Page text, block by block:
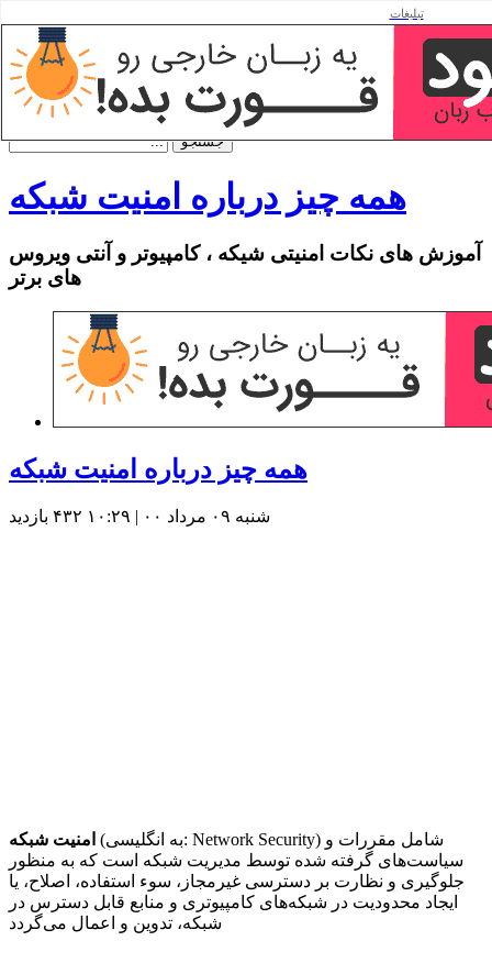
فهرست
صفحه اصلی
نقشه سایت
تماس باما
همه چیز درباره امنیت شبکه
آموزش های نکات امنیتی شیکه ، کامپیوتر و آنتی ویروس
های برتر
همه چیز درباره امنیت شبکه
شنبه ۰۹ مرداد ۰۰ | ۱۰:۲۹ ۴۳۲ بازديد
امنیت شبکه (به انگلیسی: Network Security) شامل مقررات و
سیاست‌های گرفته شده توسط مدیریت شبکه است که به منظور
جلوگیری و نظارت بر دسترسی غیرمجاز، سوء استفاده، اصلاح، یا
ایجاد محدودیت در شبکه‌های کامپیوتری و منابع قابل دسترس در
شبکه، تدوین و اعمال می‌گردد
تبلیغات